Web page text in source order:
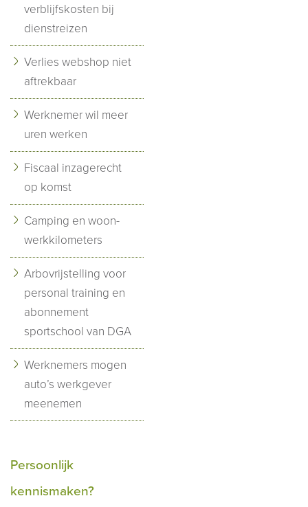
verblijfskosten bij
dienstreizen
Verlies webshop niet
aftrekbaar
Werknemer wil meer
uren werken
Fiscaal inzagerecht
op komst
Camping en woon-
werkkilometers
Arbovrijstelling voor
personal training en
abonnement
sportschool van DGA
Werknemers mogen
auto’s werkgever
meenemen
Persoonlijk
kennismaken?